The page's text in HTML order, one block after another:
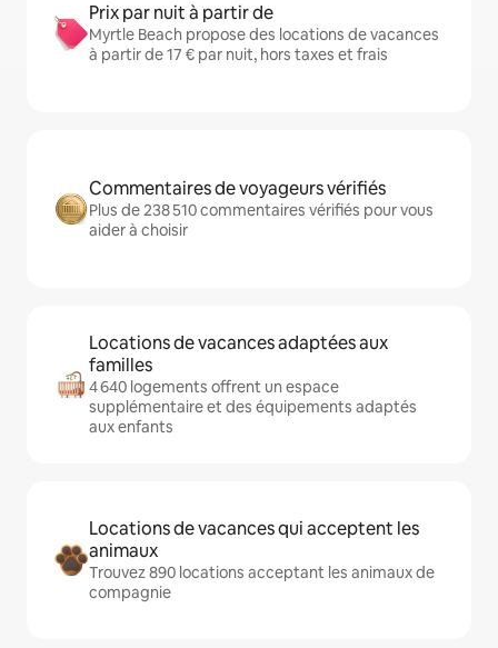
Prix par nuit à partir de
Myrtle Beach propose des locations de vacances
à partir de 17 € par nuit, hors taxes et frais
Commentaires de voyageurs vérifiés
Plus de 238 510 commentaires vérifiés pour vous
aider à choisir
Locations de vacances adaptées aux
familles
4 640 logements offrent un espace
supplémentaire et des équipements adaptés
aux enfants
Locations de vacances qui acceptent les
animaux
Trouvez 890 locations acceptant les animaux de
compagnie